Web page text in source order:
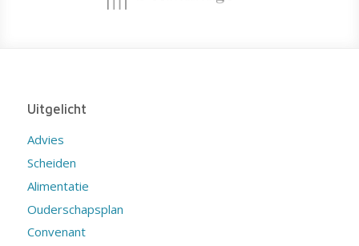
Uitgelicht
Advies
Scheiden
Alimentatie
Ouderschapsplan
Convenant